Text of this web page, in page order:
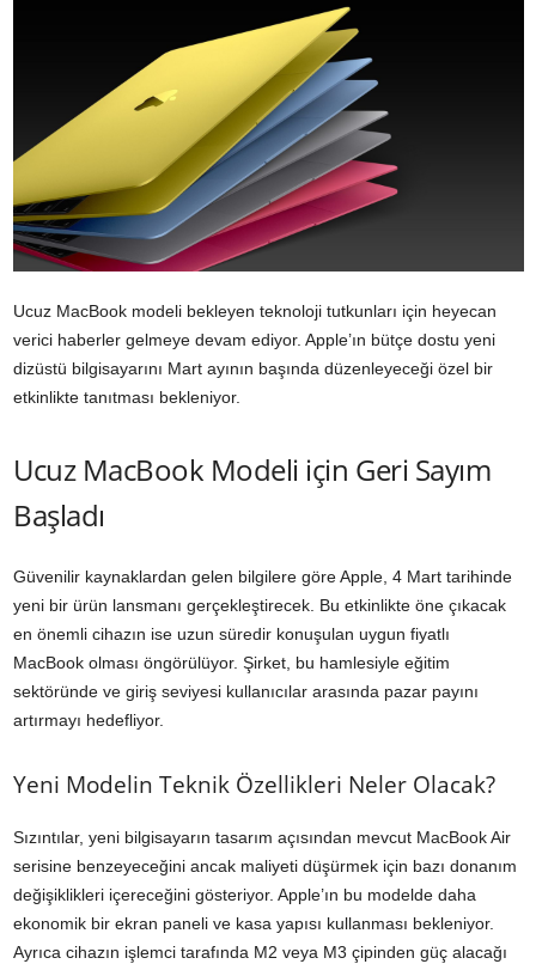
Ucuz MacBook modeli bekleyen teknoloji tutkunları için heyecan
verici haberler gelmeye devam ediyor. Apple’ın bütçe dostu yeni
dizüstü bilgisayarını Mart ayının başında düzenleyeceği özel bir
etkinlikte tanıtması bekleniyor.
Ucuz MacBook Modeli için Geri Sayım
Başladı
Güvenilir kaynaklardan gelen bilgilere göre Apple, 4 Mart tarihinde
yeni bir ürün lansmanı gerçekleştirecek. Bu etkinlikte öne çıkacak
en önemli cihazın ise uzun süredir konuşulan uygun fiyatlı
MacBook olması öngörülüyor. Şirket, bu hamlesiyle eğitim
sektöründe ve giriş seviyesi kullanıcılar arasında pazar payını
artırmayı hedefliyor.
Yeni Modelin Teknik Özellikleri Neler Olacak?
Sızıntılar, yeni bilgisayarın tasarım açısından mevcut MacBook Air
serisine benzeyeceğini ancak maliyeti düşürmek için bazı donanım
değişiklikleri içereceğini gösteriyor. Apple’ın bu modelde daha
ekonomik bir ekran paneli ve kasa yapısı kullanması bekleniyor.
Ayrıca cihazın işlemci tarafında M2 veya M3 çipinden güç alacağı